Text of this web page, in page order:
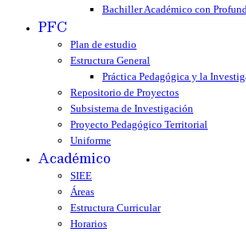
Bachiller Académico con
PFC
Plan de estudio
Estructura General
Práctica Pedagógica y la
Repositorio de Proyectos
Subsistema de Investigación
Proyecto Pedagógico Territorial
Uniforme
Académico
SIEE
Áreas
Estructura Curricular
Horarios